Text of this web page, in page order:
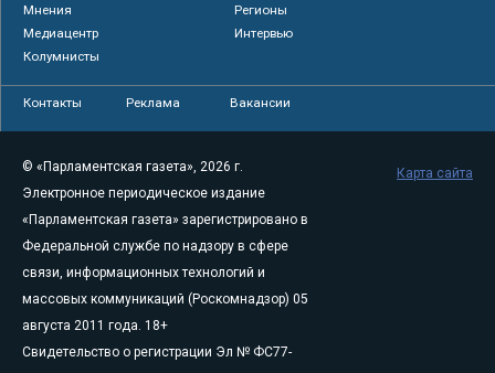
Мнения
Регионы
Медиацентр
Интервью
Колумнисты
Контакты Реклама Вакансии
© «Парламентская газета», 2026 г.
Электронное периодическое издание
«Парламентская газета» зарегистрировано в
Федеральной службе по надзору в сфере
связи, информационных технологий и
массовых коммуникаций (Роскомнадзор) 05
августа 2011 года. 18+
Свидетельство о регистрации Эл № ФС77-
Карта сайта